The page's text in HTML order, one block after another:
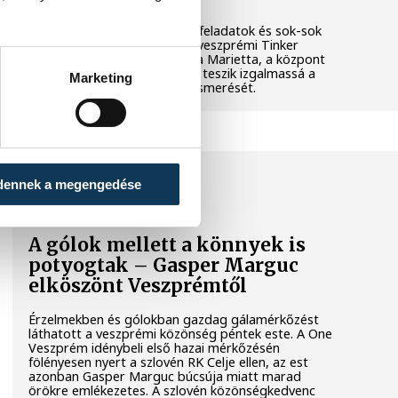
Marketing
a megengedése
Látványos kísérletek, kreatív feladatok és sok-sok
élmény várja a gyerekeket a veszprémi Tinker
Labsben. Videónkban Balassa Marietta, a központ
vezetője mutatja be, hogyan teszik izgalmassá a
természettudományok megismerését.
A gólok mellett a könnyek is
potyogtak – Gasper Marguc
elköszönt Veszprémtől
Érzelmekben és gólokban gazdag gálamérkőzést
láthatott a veszprémi közönség péntek este. A One
Veszprém idénybeli első hazai mérkőzésén
fölényesen nyert a szlovén RK Celje ellen, az est
azonban Gasper Marguc búcsúja miatt marad
örökre emlékezetes. A szlovén közönségkedvenc